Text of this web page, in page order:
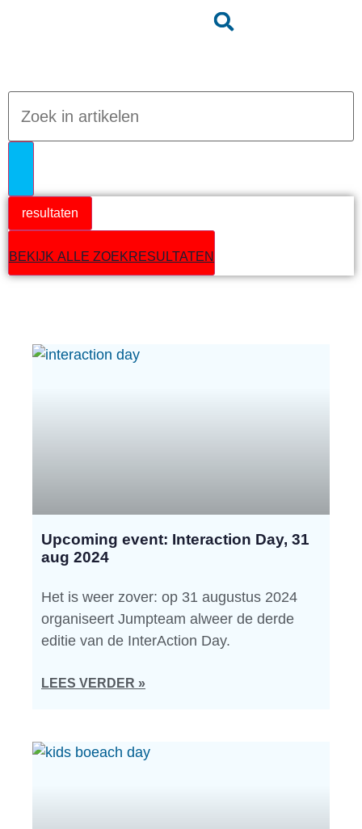
resultaten
BEKIJK ALLE ZOEKRESULTATEN
Upcoming event: Interaction Day, 31
aug 2024
Het is weer zover: op 31 augustus 2024
organiseert Jumpteam alweer de derde
editie van de InterAction Day.
LEES VERDER »